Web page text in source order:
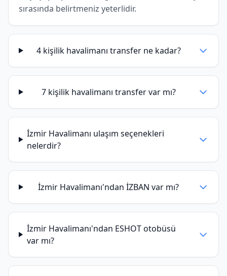
sırasında belirtmeniz yeterlidir.
4 kişilik havalimanı transfer ne kadar?
7 kişilik havalimanı transfer var mı?
İzmir Havalimanı ulaşım seçenekleri
nelerdir?
İzmir Havalimanı'ndan İZBAN var mı?
İzmir Havalimanı'ndan ESHOT otobüsü
var mı?